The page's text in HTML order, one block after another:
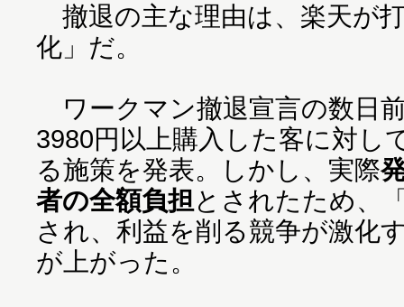
撤退の主な理由は、楽天が
化」だ。
ワークマン撤退宣言の数日
3980円以上購入した客に対し
る施策を発表。しかし、実際
者の全額負担 とされたため、
され、利益を削る競争が激化
が上がった。